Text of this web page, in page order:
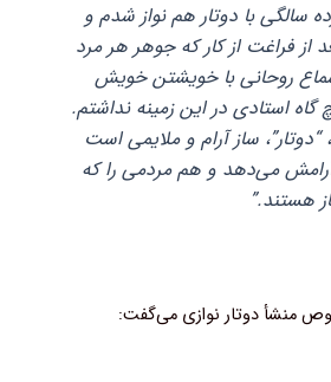
سالگی با دوتار هم نواز شدم و
از فراغت از کار که جوهر هر مرد
روحانی با خویشتن خویش
استادی در این زمینه نداشتم.
ساز آرام و ملایمی است
آرامش می‌دهد و هم مردمی را که
هستند.”
منشأ دوتار نوازی می‌گفت: